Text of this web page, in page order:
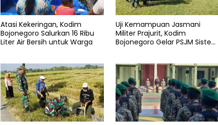
Atasi Kekeringan, Kodim
Bojonegoro Salurkan 16 Ribu
Liter Air Bersih untuk Warga
Uji Kemampuan Jasmani
Militer Prajurit, Kodim
Bojonegoro Gelar PSJM Sistem